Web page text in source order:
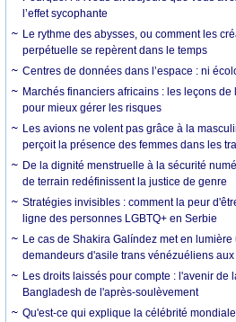
l’effet sycophante
Le rythme des abysses, ou comment les
perpétuelle se repèrent dans le temps
Centres de données dans l’espace : ni
Marchés financiers africains : les leçons
pour mieux gérer les risques
Les avions ne volent pas grâce à la
perçoit la présence des femmes dans les
De la dignité menstruelle à la sécurité
de terrain redéfinissent la justice de genre
Stratégies invisibles : comment la peur
ligne des personnes LGBTQ+ en Serbie
Le cas de Shakira Galíndez met en
demandeurs d'asile trans vénézuéliens aux
Les droits laissés pour compte : l'avenir de
Bangladesh de l'après-soulèvement
Qu'est-ce qui explique la célébrité